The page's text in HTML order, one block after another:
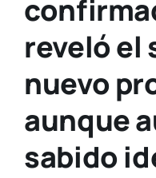
reveló el
nuevo
aunque
sabido